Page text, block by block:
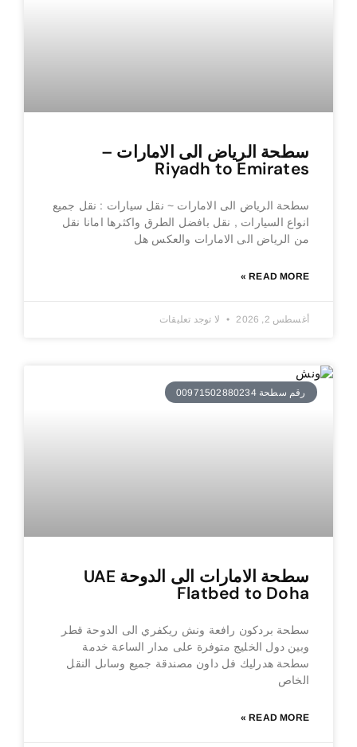
سطحة الرياض الى الامارات –
Riyadh to Emirates
سطحة الرياض الى الامارات ~ نقل سيارات : نقل جميع
انواع السيارات , نقل بافضل الطرق واكثرها امانا نقل
من الرياض الى الامارات والعكس هل
READ MORE »
أغسطس 2, 2026 لا توجد تعليقات
رقم سطحة 00971502880234
سطحة الامارات الى الدوحة UAE
Flatbed to Doha
سطحة بردكون رافعة ونش ريكفري الى الدوحة قطر
وبين دول الخليج متوفرة على مدار الساعة خدمة
سطحة هدرليك فل داون مصندقة جميع وساىل النقل
الخاص
READ MORE »